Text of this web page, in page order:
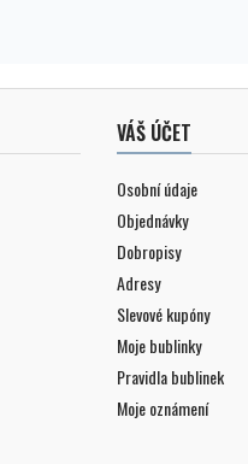
VÁŠ ÚČET
Osobní údaje
Objednávky
Dobropisy
Adresy
Slevové kupóny
Moje bublinky
Pravidla bublinek
Moje oznámení